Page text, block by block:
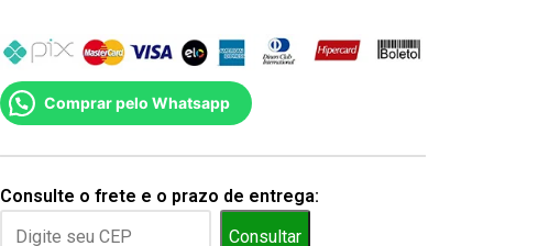
Comprar pelo Whatsapp
Consulte o frete e o prazo de entrega:
Consultar